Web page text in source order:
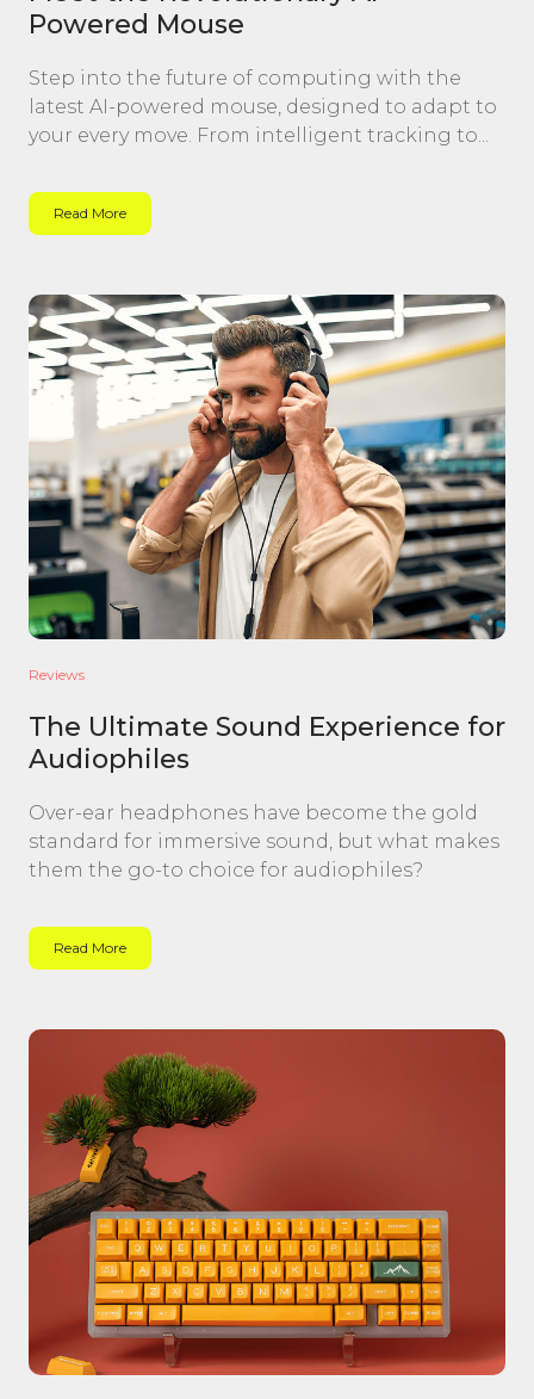
Powered Mouse
Step into the future of computing with the
latest AI-powered mouse, designed to adapt to
your every move. From intelligent tracking to...
Read More
Reviews
The Ultimate Sound Experience for
Audiophiles
Over-ear headphones have become the gold
standard for immersive sound, but what makes
them the go-to choice for audiophiles?
Read More